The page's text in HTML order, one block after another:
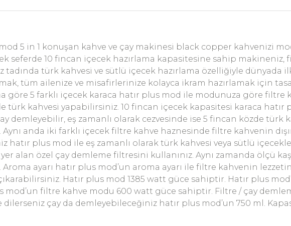
5 in 1 konuşan kahve ve çay makinesi black copper kahvenizi
seferde 10 fincan içecek hazırlama kapasitesine sahip makineniz,
tadında türk kahvesi ve sütlü içecek hazırlama özelliğiyle dünyada
tüm ailenize ve misafirlerinize kolayca ikram hazırlamak için
göre 5 farklı içecek karaca hatır plus mod ile modunuza göre filtre
türk kahvesi yapabilirsiniz. 10 fincan içecek kapasitesi karaca
demleyebilir, eş zamanlı olarak cezvesinde ise 5 fincan közde
Aynı anda iki farklı içecek filtre kahve haznesinde filtre kahvenin
hatır plus mod ile eş zamanlı olarak türk kahvesi veya sütlü
alan özel çay demleme filtresini kullanınız. Aynı zamanda ölçü
Aroma ayarı hatır plus mod’un aroma ayarı ile filtre kahvenin
Hatır plus mod 1385 watt güce sahiptir. Hatır plus
mod’un filtre kahve modu 600 watt güce sahiptir. Filtre / çay
dilerseniz çay da demleyebileceğiniz hatır plus mod’un 750 ml.